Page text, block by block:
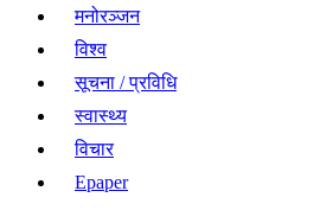
मनोरञ्जन
विश्व
सूचना / प्रविधि
स्वास्थ्य
विचार
Epaper